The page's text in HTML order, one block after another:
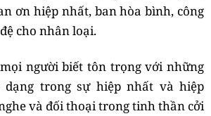
ơn hiệp nhất, ban hòa bình, công
cho nhân loại.
người biết tôn trọng với những
dạng trong sự hiệp nhất và hiệp
và đối thoại trong tinh thần cởi